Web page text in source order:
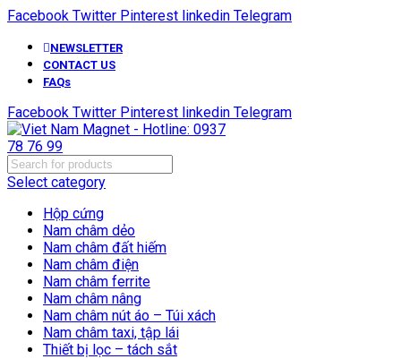
Facebook Twitter Pinterest linkedin Telegram
NEWSLETTER
CONTACT US
FAQs
Facebook Twitter Pinterest linkedin Telegram
Select category
Hộp cứng
Nam châm dẻo
Nam châm đất hiếm
Nam châm điện
Nam châm ferrite
Nam châm nâng
Nam châm nút áo – Túi xách
Nam châm taxi, tập lái
Thiết bị lọc – tách sắt